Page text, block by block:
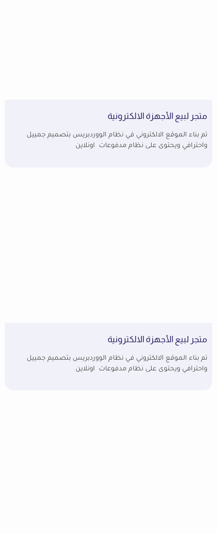
متجر لبيع الأجهزة الالكترونية
تم بناء الموقع الالكتروني في نظام الووردبريس بتصميم جمييل
واحترافي ويحتوى على نظام مدفوعات اونلاين
متجر لبيع الأجهزة الالكترونية
تم بناء الموقع الالكتروني في نظام الووردبريس بتصميم جمييل
واحترافي ويحتوى على نظام مدفوعات اونلاين